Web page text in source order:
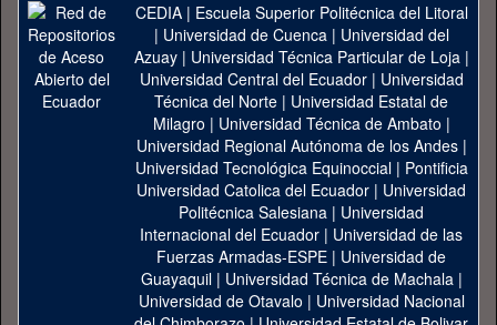
CEDIA| Escuela Superior Politécnica del Litoral
| Universidad de Cuenca| Universidad del
Azuay| Universidad Técnica Particular de Loja|
Universidad Central del Ecuador| Universidad
Técnica del Norte | Universidad Estatal de
Milagro | Universidad Técnica de Ambato |
Universidad Regional Autónoma de los Andes|
Universidad Tecnológica Equinoccial| Pontificia
Universidad Catolica del Ecuador | Universidad
Politécnica Salesiana | Universidad
Internacional del Ecuador | Universidad de las
Fuerzas Armadas-ESPE | Universidad de
Guayaquil| Universidad Técnica de Machala|
Universidad de Otavalo | Universidad Nacional